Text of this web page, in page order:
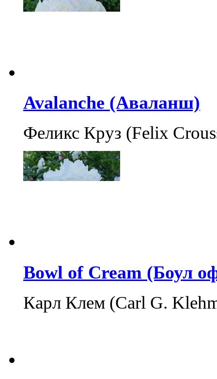
Avalanche (Аваланш)
Феликс Круз (Felix
Bowl of Cream (Боул
Карл Клем (Carl G.